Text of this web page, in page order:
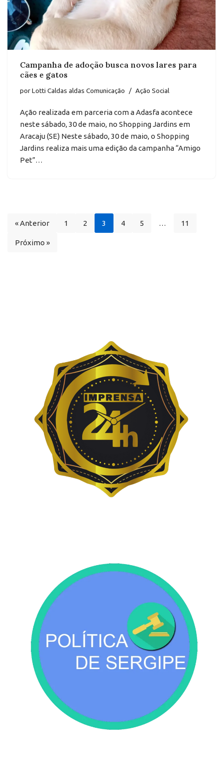
Campanha de adoção busca novos lares para
cães e gatos
porLotti Caldas aldas Comunicação Ação Social
Ação realizada em parceria com a Adasfa acontece
neste sábado, 30 de maio, no Shopping Jardins em
Aracaju (SE) Neste sábado, 30 de maio, o Shopping
Jardins realiza mais uma edição da campanha “Amigo
Pet”…
« Anterior 1 2 3 4 5 … 11
Próximo »